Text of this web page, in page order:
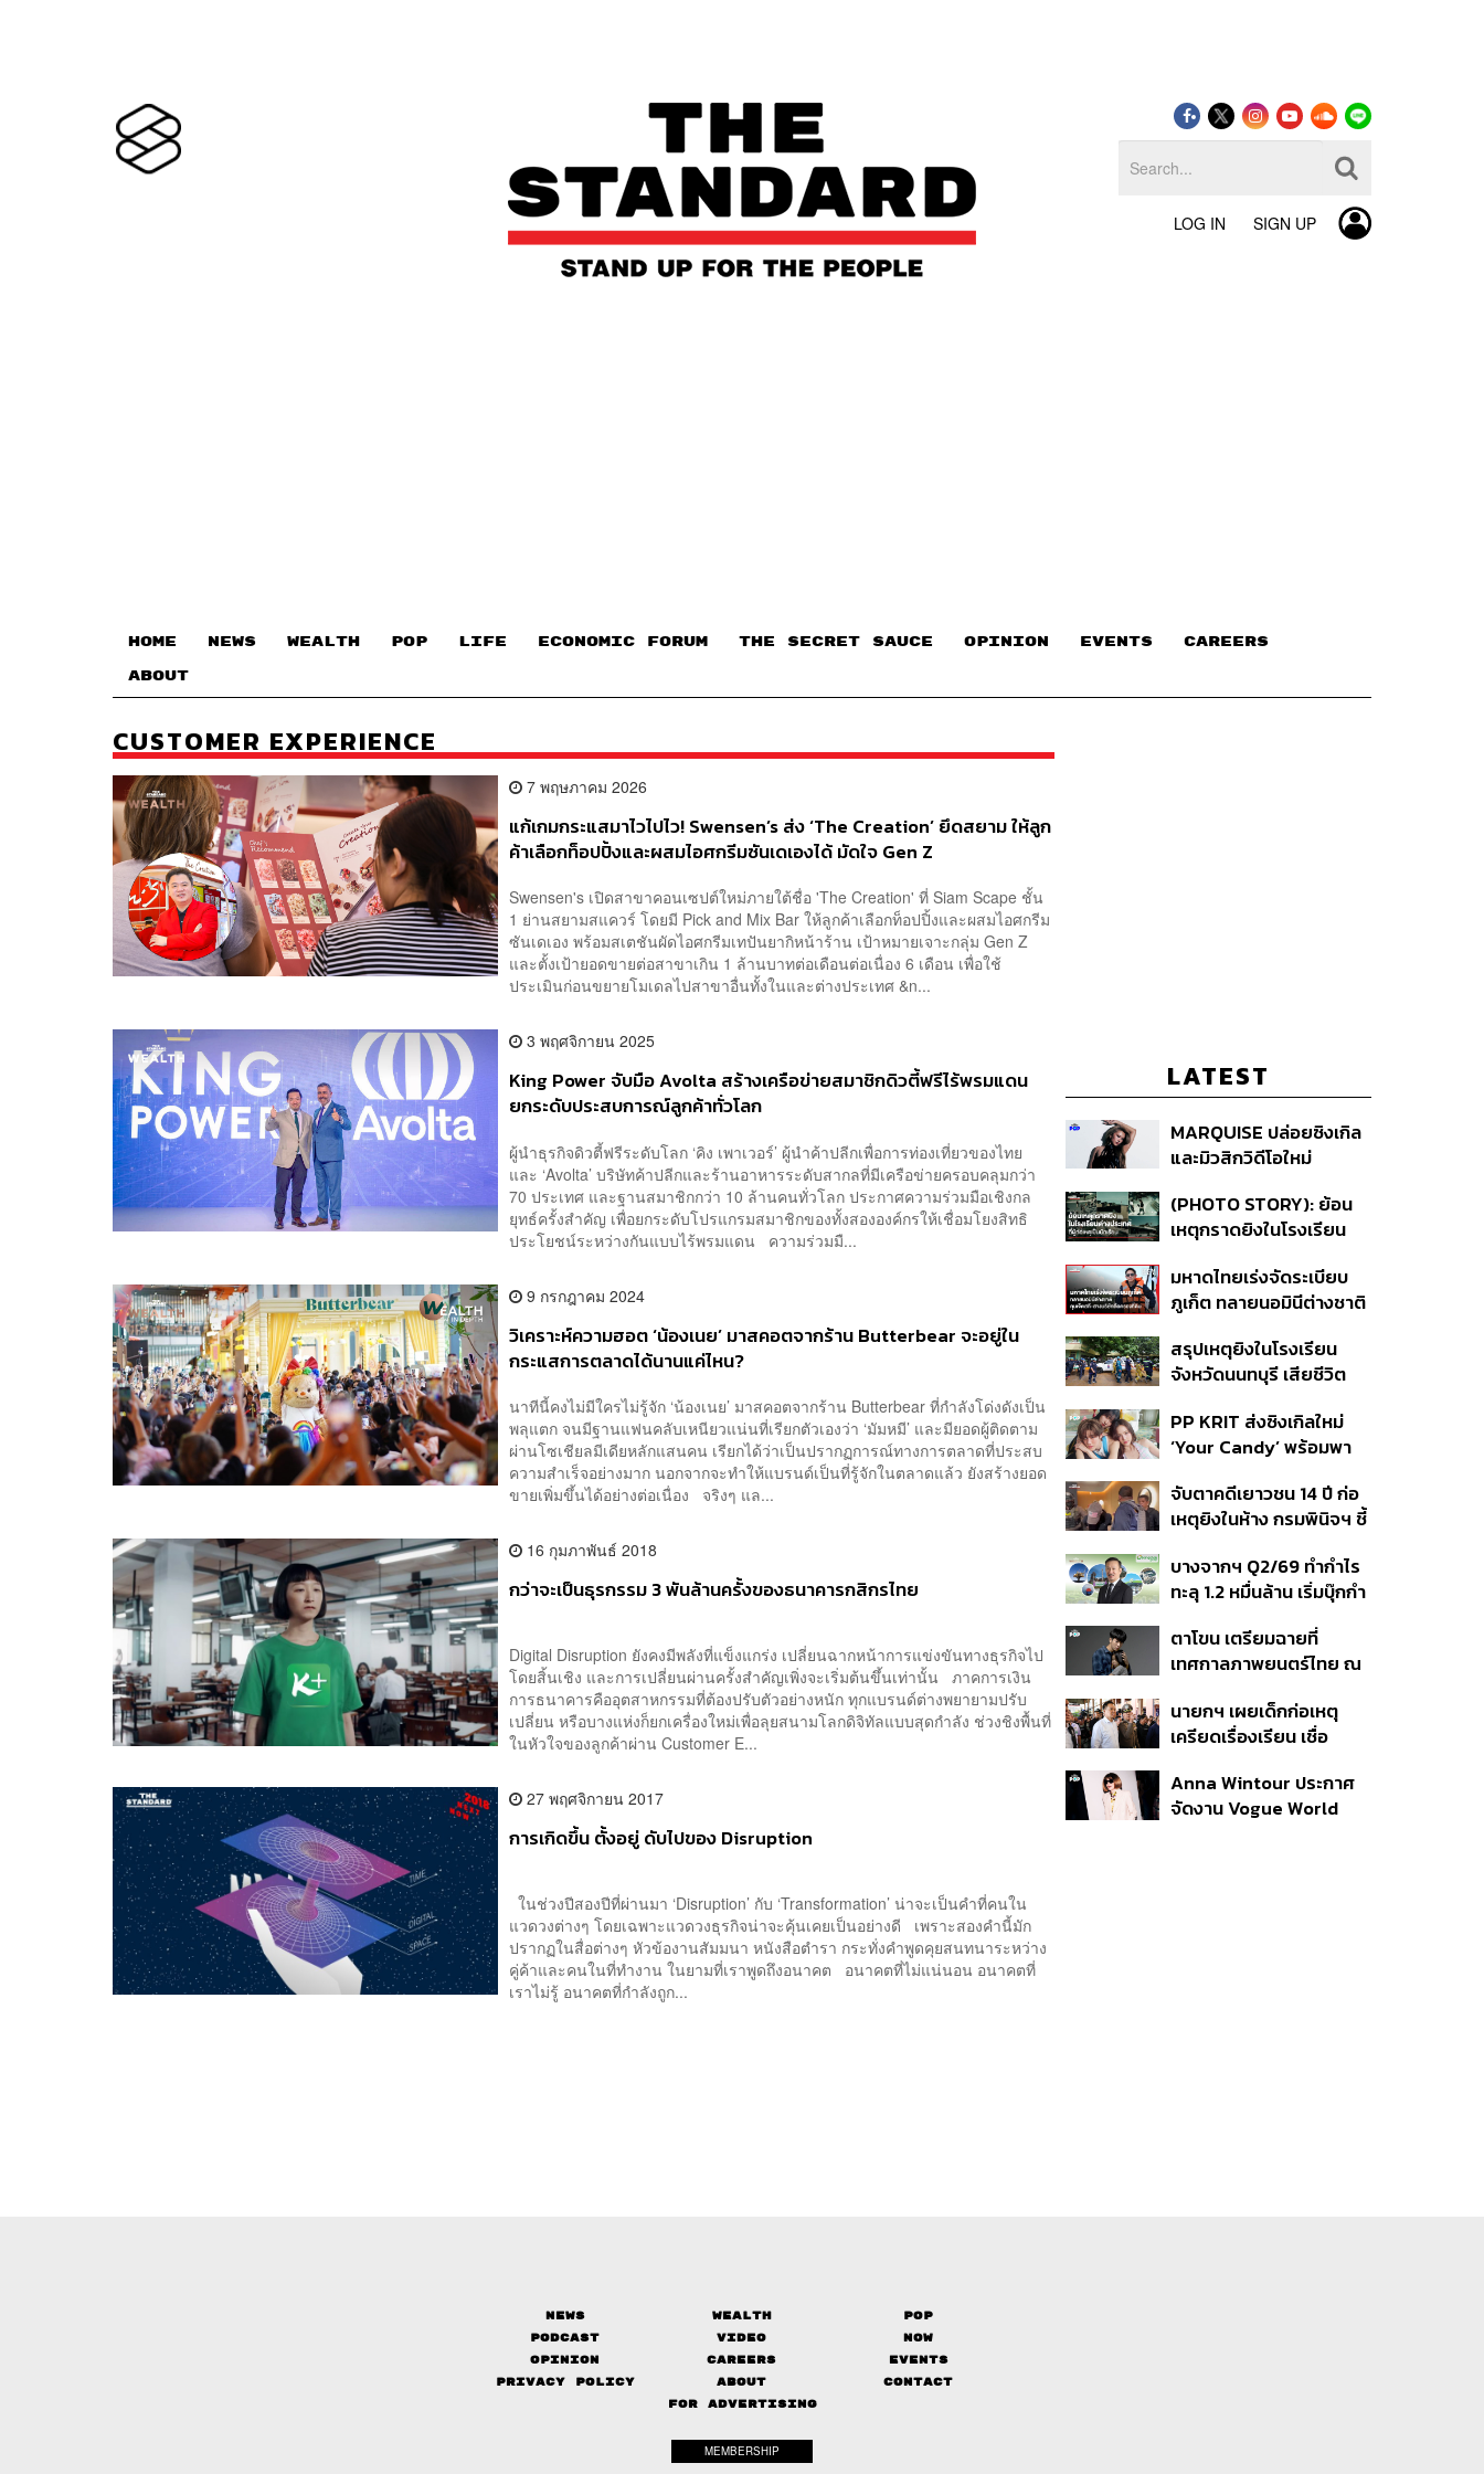
LOG IN SIGN UP
HOME NEWS WEALTH POP LIFE ECONOMIC FORUM THE SECRET SAUCE​ OPINION EVENTS CAREERS
ABOUT
CUSTOMER EXPERIENCE
7 พฤษภาคม 2026
แก้เกมกระแสมาไวไปไว! Swensen’s ส่ง ‘The Creation’ ยึดสยาม ให้ลูก
ค้าเลือกท็อปปิ้งและผสมไอศกรีมซันเดเองได้ มัดใจ Gen Z
Swensen's เปิดสาขาคอนเซปต์ใหม่ภายใต้ชื่อ 'The Creation' ที่ Siam Scape ชั้น
1 ย่านสยามสแควร์ โดยมี Pick and Mix Bar ให้ลูกค้าเลือกท็อปปิ้งและผสมไอศกรีม
ซันเดเอง พร้อมสเตชันผัดไอศกรีมเทปันยากิหน้าร้าน เป้าหมายเจาะกลุ่ม Gen Z
และตั้งเป้ายอดขายต่อสาขาเกิน 1 ล้านบาทต่อเดือนต่อเนื่อง 6 เดือน เพื่อใช้
ประเมินก่อนขยายโมเดลไปสาขาอื่นทั้งในและต่างประเทศ &n...
3 พฤศจิกายน 2025
King Power จับมือ Avolta สร้างเครือข่ายสมาชิกดิวตี้ฟรีไร้พรมแดน
ยกระดับประสบการณ์ลูกค้าทั่วโลก
ผู้นำธุรกิจดิวตี้ฟรีระดับโลก ‘คิง เพาเวอร์’ ผู้นำค้าปลีกเพื่อการท่องเที่ยวของไทย
และ ‘Avolta’ บริษัทค้าปลีกและร้านอาหารระดับสากลที่มีเครือข่ายครอบคลุมกว่า
70 ประเทศ และฐานสมาชิกกว่า 10 ล้านคนทั่วโลก ประกาศความร่วมมือเชิงกล
ยุทธ์ครั้งสำคัญ เพื่อยกระดับโปรแกรมสมาชิกของทั้งสององค์กรให้เชื่อมโยงสิทธิ
ประโยชน์ระหว่างกันแบบไร้พรมแดน ความร่วมมื...
9 กรกฎาคม 2024
วิเคราะห์ความฮอต ‘น้องเนย’ มาสคอตจากร้าน Butterbear จะอยู่ใน
กระแสการตลาดได้นานแค่ไหน?
นาทีนี้คงไม่มีใครไม่รู้จัก ‘น้องเนย’ มาสคอตจากร้าน Butterbear ที่กำลังโด่งดังเป็น
พลุแตก จนมีฐานแฟนคลับเหนียวแน่นที่เรียกตัวเองว่า ‘มัมหมี’ และมียอดผู้ติดตาม
ผ่านโซเชียลมีเดียหลักแสนคน เรียกได้ว่าเป็นปรากฏการณ์ทางการตลาดที่ประสบ
ความสำเร็จอย่างมาก นอกจากจะทำให้แบรนด์เป็นที่รู้จักในตลาดแล้ว ยังสร้างยอด
ขายเพิ่มขึ้นได้อย่างต่อเนื่อง จริงๆ แล...
16 กุมภาพันธ์ 2018
กว่าจะเป็นธุรกรรม 3 พันล้านครั้งของธนาคารกสิกรไทย
Digital Disruption ยังคงมีพลังที่แข็งแกร่ง เปลี่ยนฉากหน้าการแข่งขันทางธุรกิจไป
โดยสิ้นเชิง และการเปลี่ยนผ่านครั้งสำคัญเพิ่งจะเริ่มต้นขึ้นเท่านั้น ภาคการเงิน
การธนาคารคืออุตสาหกรรมที่ต้องปรับตัวอย่างหนัก ทุกแบรนด์ต่างพยายามปรับ
เปลี่ยน หรือบางแห่งก็ยกเครื่องใหม่เพื่อลุยสนามโลกดิจิทัลแบบสุดกำลัง ช่วงชิงพื้นที่
ในหัวใจของลูกค้าผ่าน Customer E...
27 พฤศจิกายน 2017
การเกิดขึ้น ตั้งอยู่ ดับไปของ Disruption
ในช่วงปีสองปีที่ผ่านมา ‘Disruption’ กับ ‘Transformation’ น่าจะเป็นคำที่คนใน
แวดวงต่างๆ โดยเฉพาะแวดวงธุรกิจน่าจะคุ้นเคยเป็นอย่างดี เพราะสองคำนี้มัก
ปรากฏในสื่อต่างๆ หัวข้องานสัมมนา หนังสือตำรา กระทั่งคำพูดคุยสนทนาระหว่าง
คู่ค้าและคนในที่ทำงาน ในยามที่เราพูดถึงอนาคต อนาคตที่ไม่แน่นอน อนาคตที่
เราไม่รู้ อนาคตที่กำลังถูก...
LATEST
MARQUISE ปล่อยซิงเกิล
และมิวสิกวิดีโอใหม่
สัมพันธ์สุด Toxic
(PHOTO STORY): ย้อน
เหตุกราดยิงในโรงเรียน
นักเรียน
มหาดไทยเร่งจัดระเบียบ
ภูเก็ต ทลายนอมินีต่างชาติ
ที่ดิน เคลียร์ใบอนุญาต
โรงแรมค้าง 7 ปี
สรุปเหตุยิงในโรงเรียน
จังหวัดนนทบุรี เสียชีวิต
ปมค้นประวัติคดีกราดยิงที่
สหรัฐฯ
PP KRIT ส่งซิงเกิลใหม่
‘Your Candy’ พร้อมพา
สิกวิดีโอ
จับตาคดีเยาวชน 14 ปี ก่อ
เหตุยิงในห้าง กรมพินิจฯ ชี้
เนื่อง ประเมินปล่อยตัว
บางจากฯ Q2/69 ทำกำไร
ทะลุ 1.2 หมื่นล้าน เริ่มบุ๊กกำ
แรก หนุนรายได้ครึ่งปีทะลุ
3.2 แสนล้าน
ตาโขน เตรียมฉายที่
เทศกาลภาพยนตร์ไทย ณ
นายกฯ เผยเด็กก่อเหตุ
เครียดเรื่องเรียน เชื่อ
กระสุนอีกกว่า 30 นัด หาก
ไม่จบชีวิตตัวเองอาจสูญ
Anna Wintour ประกาศ
จัดงาน Vogue World
News Wealth
Pop
Podcast
Video
Now
Opinion
Careers
Events
Privacy Policy
About
Contact
FOR ADVERTISING
MEMBERSHIP